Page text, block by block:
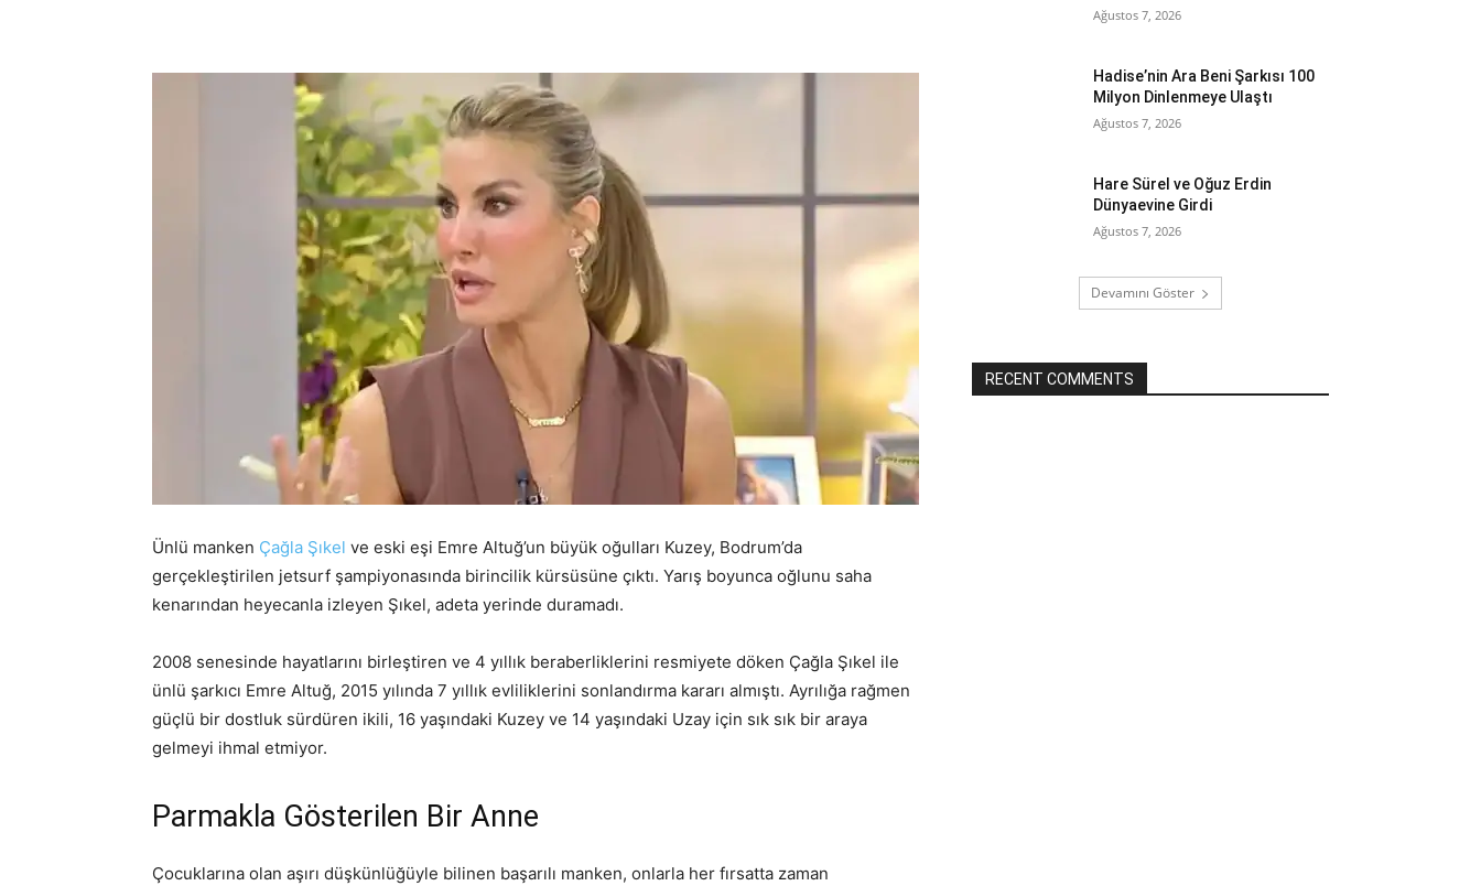
Ünlü manken Çağla Şıkel ve eski eşi Emre Altuğ’un büyük oğulları Kuzey, Bodrum’da
gerçekleştirilen jetsurf şampiyonasında birincilik kürsüsüne çıktı. Yarış boyunca oğlunu saha
kenarından heyecanla izleyen Şıkel, adeta yerinde duramadı.
2008 senesinde hayatlarını birleştiren ve 4 yıllık beraberliklerini resmiyete döken Çağla Şıkel ile
ünlü şarkıcı Emre Altuğ, 2015 yılında 7 yıllık evliliklerini sonlandırma kararı almıştı. Ayrılığa rağmen
güçlü bir dostluk sürdüren ikili, 16 yaşındaki Kuzey ve 14 yaşındaki Uzay için sık sık bir araya
gelmeyi ihmal etmiyor.
Parmakla Gösterilen Bir Anne
Çocuklarına olan aşırı düşkünlüğüyle bilinen başarılı manken, onlarla her fırsatta zaman
Ağustos 7, 2026
Hadise’nin Ara Beni Şarkısı 100
Milyon Dinlenmeye Ulaştı
Ağustos 7, 2026
Hare Sürel ve Oğuz Erdin
Dünyaevine Girdi
Ağustos 7, 2026
Devamını Göster
RECENT COMMENTS